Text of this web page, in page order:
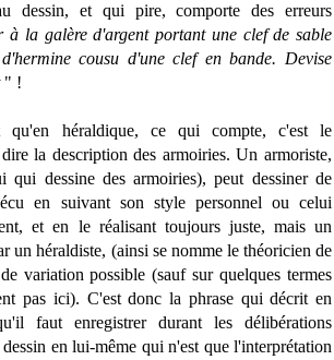
dessin, et qui pire, comporte des erreurs
à la galère d'argent portant une clef de sable
cousu d'une clef en bande. Devise
" !
qu'en héraldique, ce qui compte, c'est le
la description des armoiries. Un armoriste,
qui dessine des armoiries), peut dessiner de
en suivant son style personnel ou celui
et en le réalisant toujours juste, mais un
un héraldiste, (ainsi se nomme le théoricien de
variation possible (sauf sur quelques termes
pas ici). C'est donc la phrase qui décrit en
faut enregistrer durant les délibérations
en lui-même qui n'est que l'interprétation